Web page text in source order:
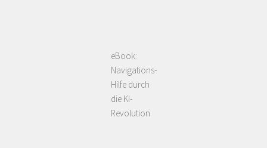
eBook:
Navigations-
Hilfe durch
die KI-
Revolution